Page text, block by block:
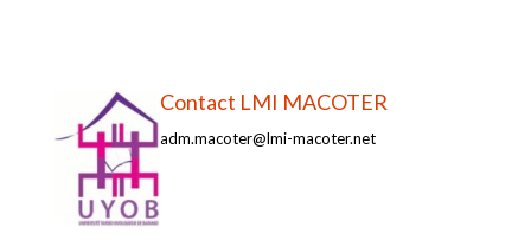
Contact LMI MACOTER
adm.macoter@lmi-macoter.net